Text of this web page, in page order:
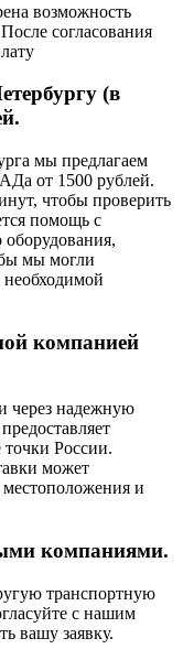
возможность
согласования
(в
мы предлагаем
от 1500 рублей.
чтобы проверить
помощь с
мы могли
необходимой
компанией
через надежную
России.
может
местоположения и
компаниями.
транспортную
с нашим
вашу заявку.